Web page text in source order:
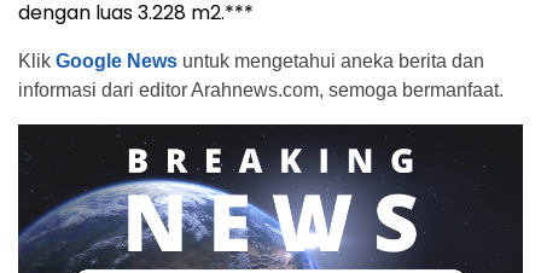
dengan luas 3.228 m2.***
Klik Google News untuk mengetahui aneka berita dan
informasi dari editor Arahnews.com, semoga bermanfaat.